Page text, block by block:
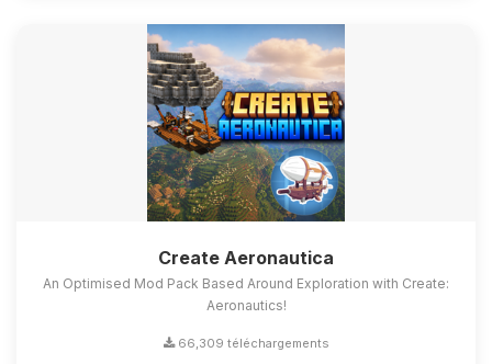
Create Aeronautica
An Optimised Mod Pack Based Around Exploration with Create:
Aeronautics!
66,309 téléchargements